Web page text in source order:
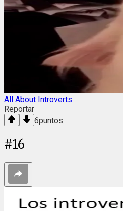
All About Introverts
Reportar
6puntos
#16